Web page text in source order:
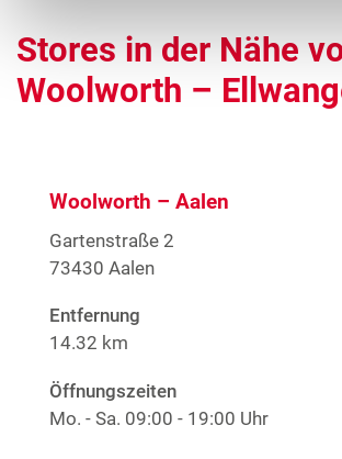
Stores in der Nähe
Woolworth –
Woolworth – Aalen
Gartenstraße 2
73430 Aalen
Entfernung
14.32 km
Öffnungszeiten
Mo. - Sa. 09:00 - 19:00 Uhr